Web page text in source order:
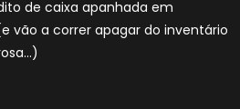
de caixa apanhada em
vão a correr apagar do inventário